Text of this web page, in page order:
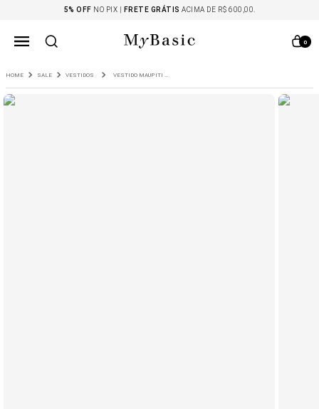
5% OFF NO PIX | FRETE GRÁTIS ACIMA DE R$ 600,00.
0
SALE VESTIDOS VESTIDO MAUPITI DECOTE V VISCOSE E LINHO NATURAL